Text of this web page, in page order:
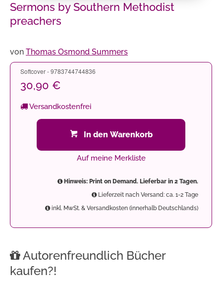
Sermons by Southern Methodist
preachers
von Thomas Osmond Summers
Softcover - 9783744744836
30,90 €
Versandkostenfrei
In den Warenkorb
Auf meine Merkliste
Hinweis: Print on Demand. Lieferbar in 2 Tagen.
Lieferzeit nach Versand: ca. 1-2 Tage
inkl. MwSt. & Versandkosten (innerhalb Deutschlands)
Autorenfreundlich Bücher
kaufen?!